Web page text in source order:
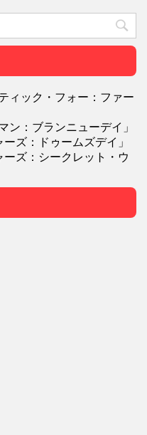
ィック・フォー：ファー
：ブランニューデイ」
ズ：ドゥームズデイ」
ズ：シークレット・ウ